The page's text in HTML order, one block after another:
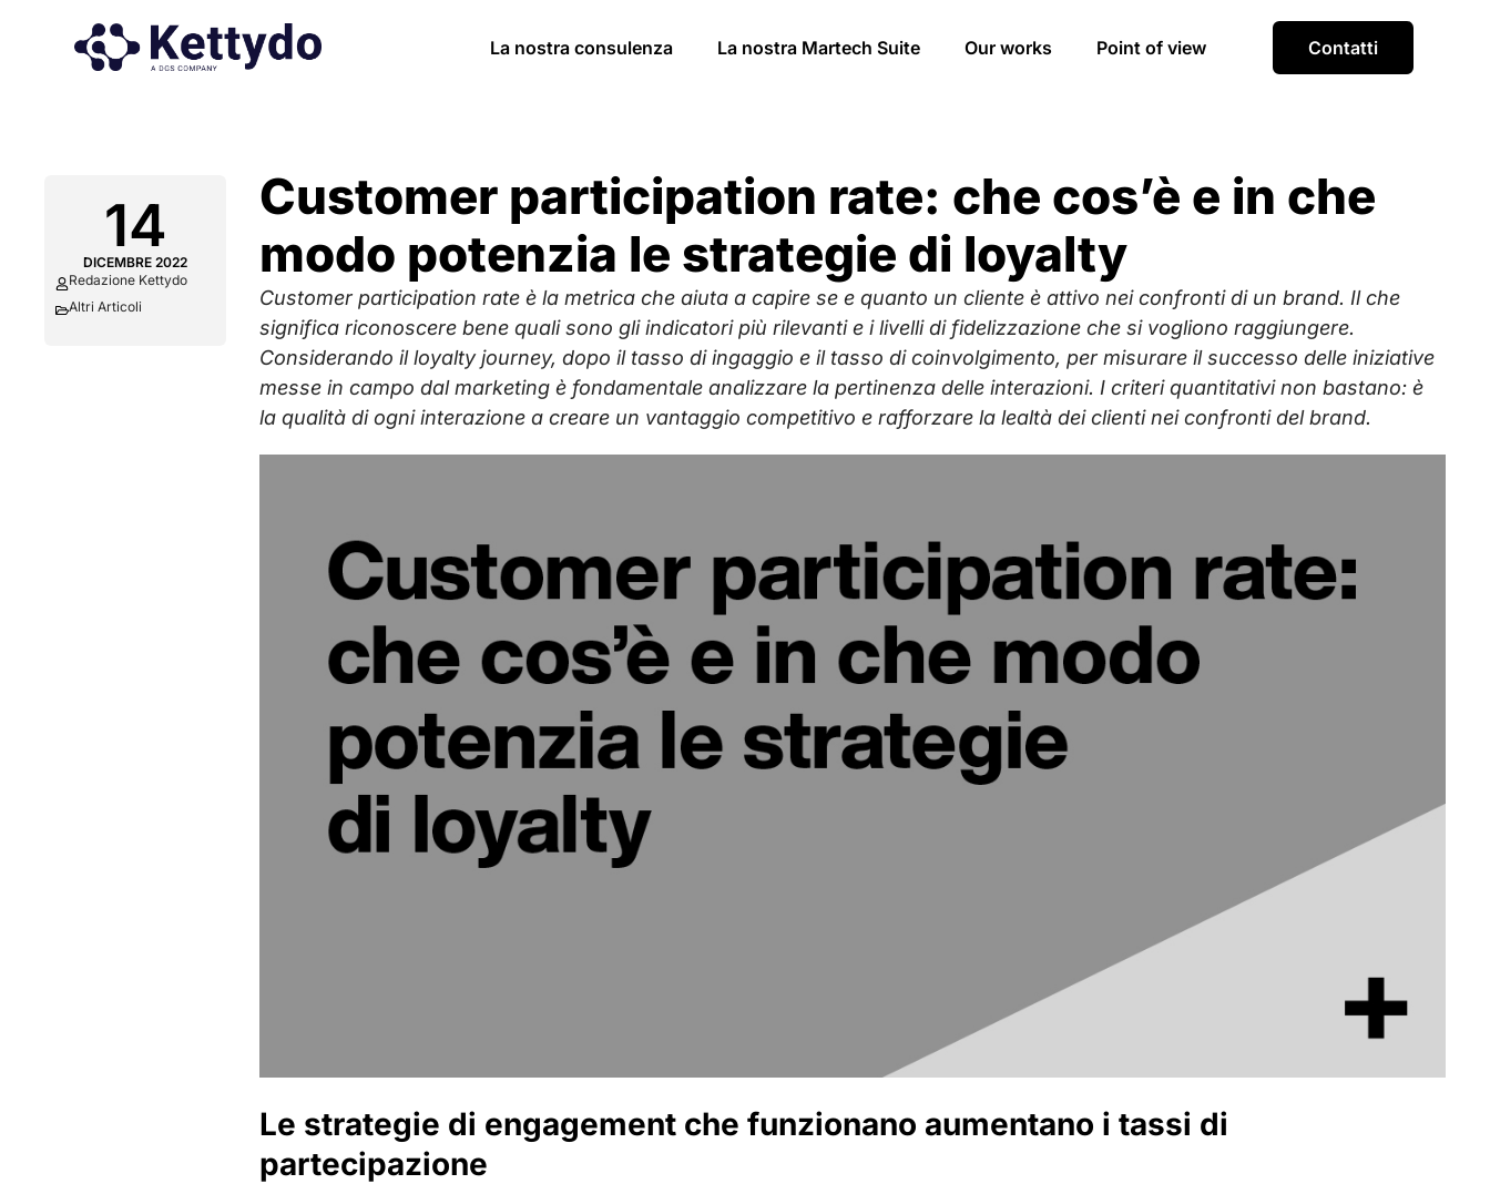
La nostra consulenza La nostra Martech Suite Our works Point of view Contatti
14
DICEMBRE 2022
Redazione Kettydo
Altri Articoli
Customer participation rate: che cos’è e in che
modo potenzia le strategie di loyalty
Customer participation rate è la metrica che aiuta a capire se e quanto un cliente è attivo nei confronti di un brand. Il che
significa riconoscere bene quali sono gli indicatori più rilevanti e i livelli di fidelizzazione che si vogliono raggiungere.
Considerando il loyalty journey, dopo il tasso di ingaggio e il tasso di coinvolgimento, per misurare il successo delle iniziative
messe in campo dal marketing è fondamentale analizzare la pertinenza delle interazioni. I criteri quantitativi non bastano: è
la qualità di ogni interazione a creare un vantaggio competitivo e rafforzare la lealtà dei clienti nei confronti del brand.
Le strategie di engagement che funzionano aumentano i tassi di
partecipazione